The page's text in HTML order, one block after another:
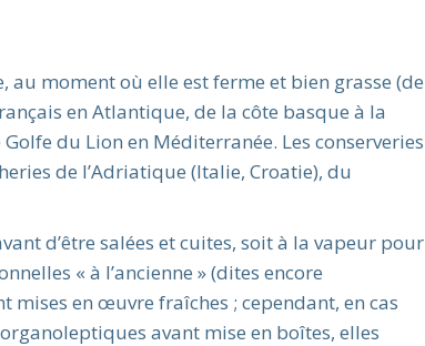
moment où elle est ferme et bien grasse (de
en Atlantique, de la côte basque à la
du Lion en Méditerranée. Les conserveries
de l’Adriatique (Italie, Croatie), du
d’être salées et cuites, soit à la vapeur pour
« à l’ancienne » (dites encore
en œuvre fraîches ; cependant, en cas
avant mise en boîtes, elles